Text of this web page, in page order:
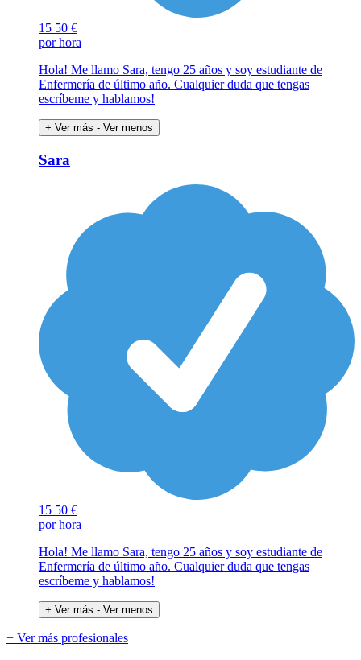
15 50 €
por hora
Hola! Me llamo Sara, tengo 25 años y soy estudiante de
Enfermería de último año. Cualquier duda que tengas
escríbeme y hablamos!
+ Ver más - Ver menos
Sara
15 50 €
por hora
Hola! Me llamo Sara, tengo 25 años y soy estudiante de
Enfermería de último año. Cualquier duda que tengas
escríbeme y hablamos!
+ Ver más - Ver menos
+ Ver más profesionales